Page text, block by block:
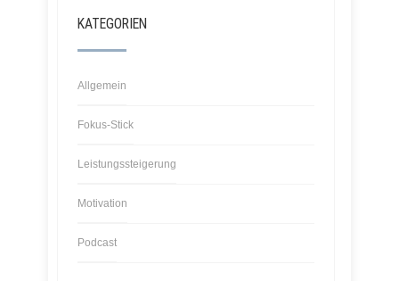
KATEGORIEN
Allgemein
Fokus-Stick
Leistungssteigerung
Motivation
Podcast